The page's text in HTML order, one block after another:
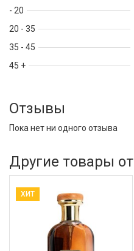
- 20
20 - 35
35 - 45
45 +
Отзывы
Пока нет ни одного отзыва
Другие товары от
ХИТ